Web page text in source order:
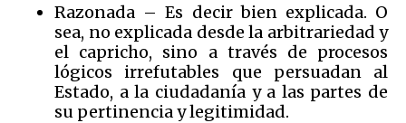
Razonada – Es decir bien explicada. O
sea, no explicada desde la arbitrariedad y
el capricho, sino a través de procesos
lógicos irrefutables que persuadan al
Estado, a la ciudadanía y a las partes de
su pertinencia y legitimidad.